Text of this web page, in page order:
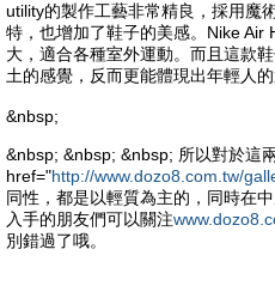
utility的製作工藝非常精良，採用魔
特，也增加了鞋子的美感。Nike Air
大，適合各種室外運動。而且這款
土的感覺，反而更能體現出年輕人的
&nbsp;
&nbsp; &nbsp; &nbsp; 所以對於這
href="http://www.dozo8.com.tw/
同性，都是以輕質為主的，同時在
入手的朋友們可以關注
別錯過了哦。